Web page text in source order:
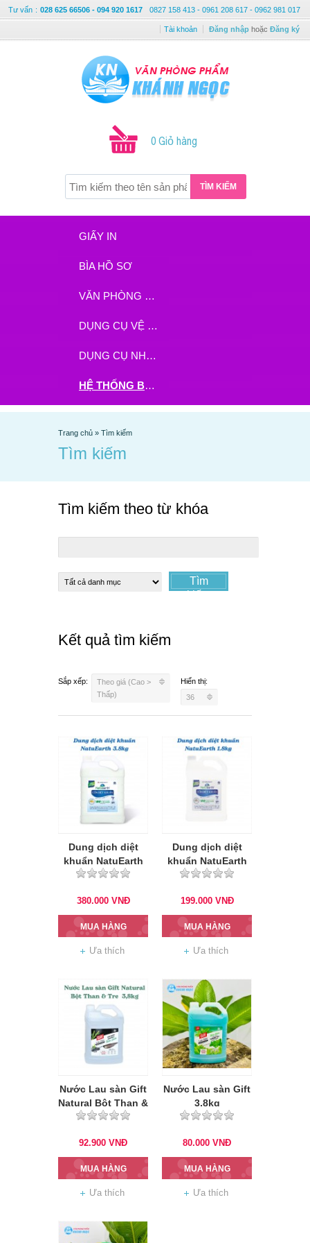
Tư vấn : 028 625 66506 - 094 920 1617 0827 158 413 - 0961 208 617 - 0962 981 017
Tài khoản Đăng nhập hoặc Đăng ký
0 Giỏ hàng
TÌM KIẾM
GIẤY IN
BÌA HỒ SƠ
VĂN PHÒNG PHẨM
DỤNG CỤ VỆ SINH
DỤNG CỤ NHÀ BẾP
HỆ THỐNG BHX - TGDĐ ĐẶT HÀNG TẠI ĐÂY
Trang chủ » Tìm kiếm
Tìm kiếm
Tìm kiếm theo từ khóa
Tìm
kiếm
Kết quả tìm kiếm
Sắp xếp:
Theo giá (Cao >
Thấp)
Hiển thị:
36
Dung dịch diệt
khuẩn NatuEarth
3,8kg
380.000 VNĐ
MUA HÀNG
Ưa thích
Dung dịch diệt
khuẩn NatuEarth
1,8kg
199.000 VNĐ
MUA HÀNG
Ưa thích
Nước Lau sàn Gift
Natural Bột Than &
Tre 3,8kg
92.900 VNĐ
MUA HÀNG
Ưa thích
Nước Lau sàn Gift
3,8kg
80.000 VNĐ
MUA HÀNG
Ưa thích